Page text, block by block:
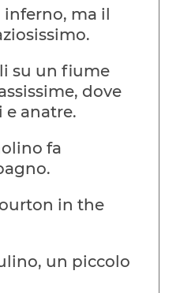
inferno, ma il
su un fiume
dove
anatre.
fa
un piccolo